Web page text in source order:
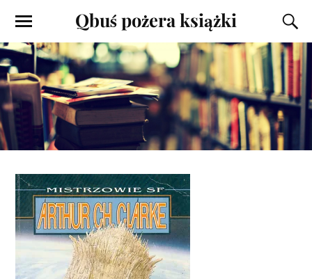
Qbuś pożera książki